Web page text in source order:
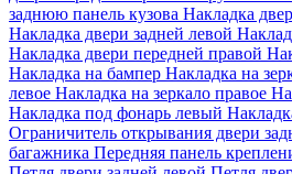
заднюю панель кузова Накладка
Накладка двери задней левой
Накладка двери передней правой
Накладка на бампер Накладка на
левое Накладка на зеркало правое
Накладка под фонарь левый
Ограничитель открывания двери
багажника Передняя панель